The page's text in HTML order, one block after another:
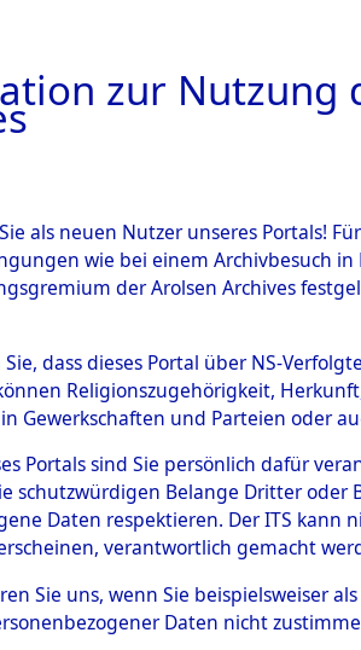
Mödingen
0134
zur Nutzung
als neuen Nutzer unseres Portals!
wie bei einem Archivbesuch
der Arolsen Archives
dass dieses Portal über NS-
Religionszugehörigkeit,
Gewerkschaften und Parteien oder
Portals sind Sie persönlich dafür
schutzwürdigen Belange Dritter
Daten respektieren. Der ITS
verantwortlich gemacht
Sie uns, wenn Sie beispielsweiser
Daten nicht